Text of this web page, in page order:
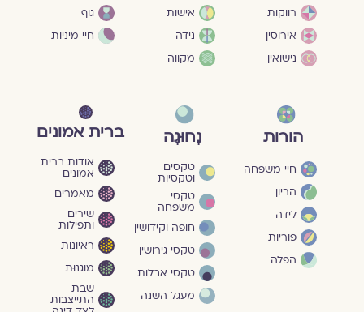
רווקות
אירוסין
נישואין
אישות
נידה
מקווה
גוף
חיי מיניות
הורות
חיי משפחה
הריון
לידה
פוריות
הפלה
נָחוּגָה
טקסים
וטקסיות
טקסי
משפחה
חופה וקידושין
טקסי גירושין
טקסי אבלות
מעגל השנה
ברית אמונים
אודות ברית
אמונים
מאמרים
שירים
ותפילות
ראיונות
מוגנוּת
שבת
התייצבות